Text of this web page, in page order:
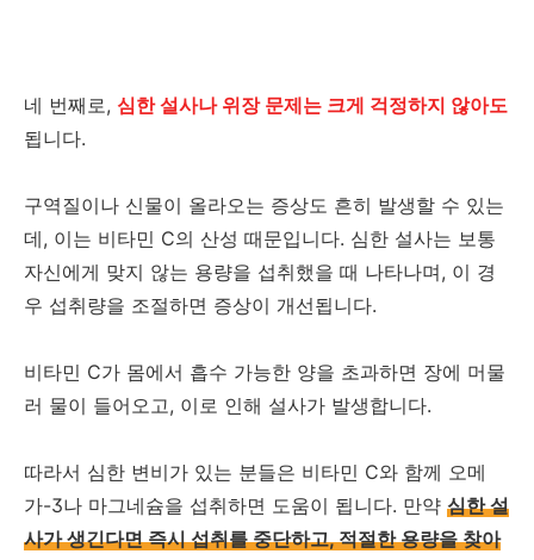
네 번째로, 심한 설사나 위장 문제는 크게 걱정하지 않아도
됩니다.
구역질이나 신물이 올라오는 증상도 흔히 발생할 수 있는
데, 이는 비타민 C의 산성 때문입니다. 심한 설사는 보통
자신에게 맞지 않는 용량을 섭취했을 때 나타나며, 이 경
우 섭취량을 조절하면 증상이 개선됩니다.
비타민 C가 몸에서 흡수 가능한 양을 초과하면 장에 머물
러 물이 들어오고, 이로 인해 설사가 발생합니다.
따라서 심한 변비가 있는 분들은 비타민 C와 함께 오메
가-3나 마그네슘을 섭취하면 도움이 됩니다. 만약 심한 설
사가 생긴다면 즉시 섭취를 중단하고, 적절한 용량을 찾아